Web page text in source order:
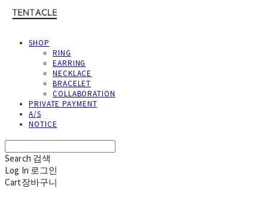
SHOP
RING
EARRING
NECKLACE
BRACELET
COLLABORATION
PRIVATE PAYMENT
A/S
NOTICE
Search 검색
Log In 로그인
Cart장바구니